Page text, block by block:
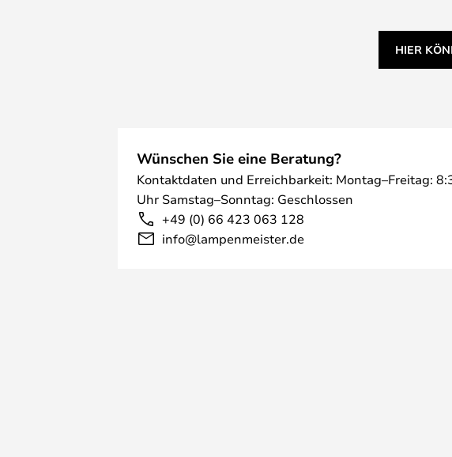
HIER
Wünschen Sie eine Beratung?
Kontaktdaten und Erreichbarkeit: Montag–Freitag:
Uhr Samstag–Sonntag: Geschlossen
+49 (0) 66 423 063 128
info@lampenmeister.de